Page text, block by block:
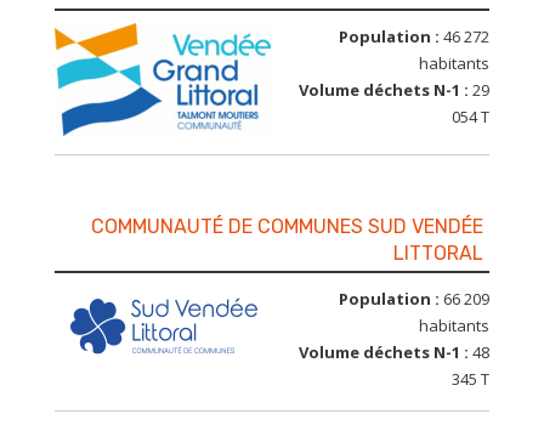
Population : 46 272
habitants
Volume déchets N-1 : 29
054 T
COMMUNAUTÉ DE COMMUNES SUD VENDÉE
LITTORAL
Population : 66 209
habitants
Volume déchets N-1 : 48
345 T